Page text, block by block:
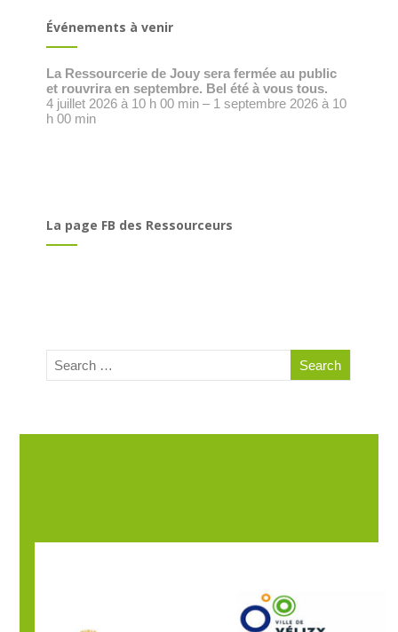
Événements à venir
La Ressourcerie de Jouy sera fermée au public
et rouvrira en septembre. Bel été à vous tous.
4 juillet 2026 à 10 h 00 min – 1 septembre 2026 à 10
h 00 min
La page FB des Ressourceurs